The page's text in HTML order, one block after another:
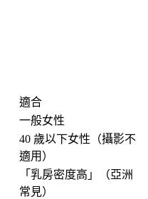
適合
一般女性
40 歲以下女性 （攝影不
適用）
「 乳房密度高 」（亞洲
常見）